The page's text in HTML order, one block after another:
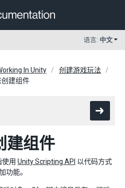
语言: 中文
In Unity
创建游戏玩法
建组件
建组件
用 Unity Scripting API 以代码方式
功能。